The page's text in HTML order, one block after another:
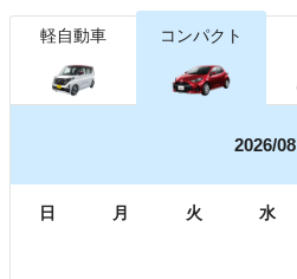
軽自動車 コンパクト
2026/08
日 月 火 水